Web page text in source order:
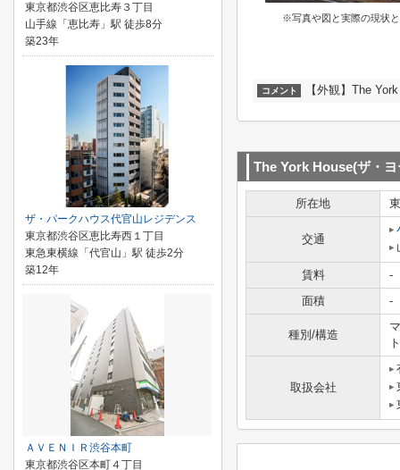
※写真や図と実際の現状
コメント 【外観】The
The York House(ザ・
所在地
交通
賃料
-
面積
-
種別/構造
ト
取扱会社
東京都渋谷区恵比寿３丁目
山手線「恵比寿」駅 徒歩8分
築23年
ザ・パークハウス代官山レジデンス
東京都渋谷区恵比寿西１丁目
東急東横線「代官山」駅 徒歩2分
築12年
ＡＶＥＮＩＲ渋谷本町
東京都渋谷区本町４丁目